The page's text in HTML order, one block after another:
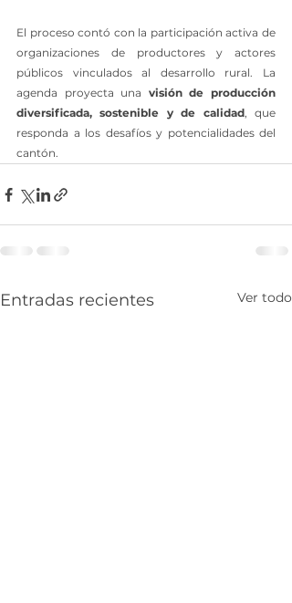
El proceso contó con la participación activa de
organizaciones de productores y actores
públicos vinculados al desarrollo rural. La
agenda proyecta una visión de producción
diversificada, sostenible y de calidad, que
responda a los desafíos y potencialidades del
cantón.
Entradas recientes Ver todo